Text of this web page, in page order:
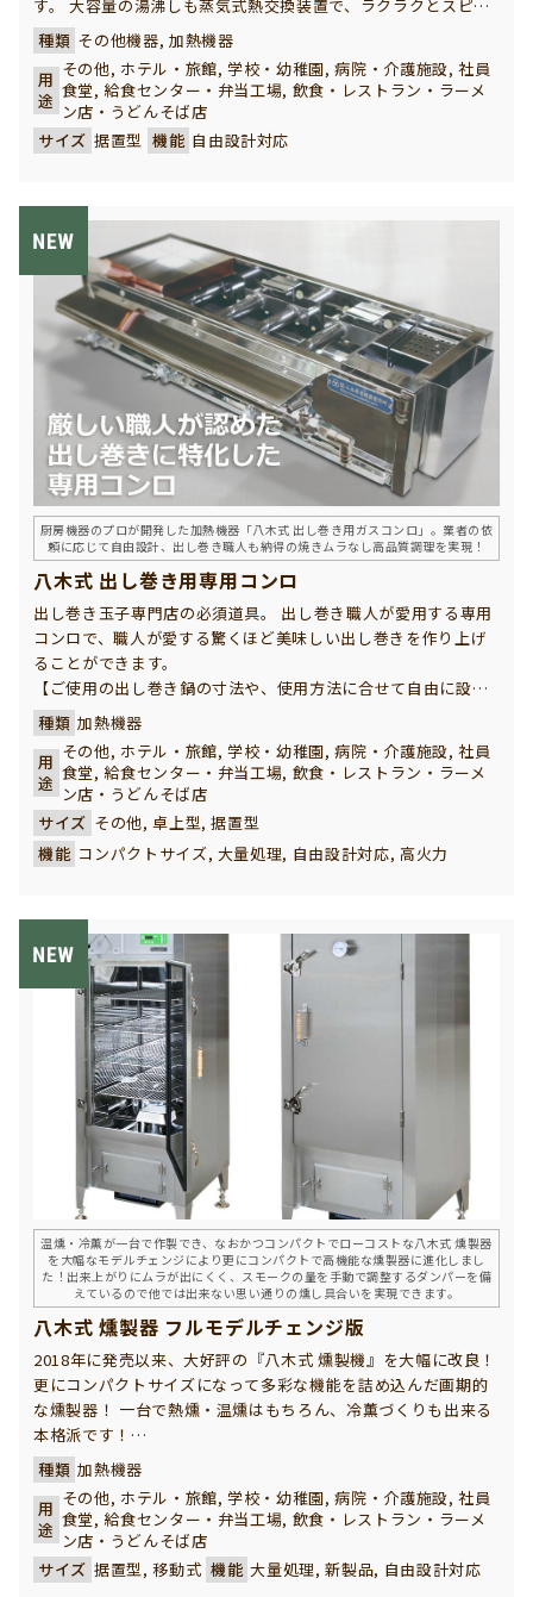
す。 大容量の湯沸しも蒸気式熱交換装置で、ラクラクとスピー
ディーにできます。 蒸気式ですので、ランニングコストも大変
経済的な湯沸器です。
種類 その他機器, 加熱機器
用
途
その他, ホテル・旅館, 学校・幼稚園, 病院・介護施設, 社員
食堂, 給食センター・弁当工場, 飲食・レストラン・ラーメ
ン店・うどんそば店
サイズ 据置型 機能 自由設計対応
厨房機器のプロが開発した加熱機器「八木式 出し巻き用ガスコンロ」。業者の依
頼に応じて自由設計、出し巻き職人も納得の焼きムラなし高品質調理を実現！
八木式 出し巻き用専用コンロ
出し巻き玉子専門店の必須道具。 出し巻き職人が愛用する専用
コンロで、職人が愛する驚くほど美味しい出し巻きを作り上げ
ることができます。
【ご使用の出し巻き鍋の寸法や、使用方法に合せて自由に設計
製作いたします】
厳しい職人が認めた出し巻きを焼くことだけに特化した専用コ
ンロです。有名出し巻き専門店で多数ご採用いただいている、
業務用本格タイプと家庭用ミニタイプの２つのラインナップを
ご用意しています。
イベントや催事、物産展での実演販売など設置環境が異なる場
所でも使いやすいよう、左右のどちらでもガスが取れる設計に
こちらのお問い合わせフォームからご相談頂けますよう御願い
致します。
種類 加熱機器
用
途
その他, ホテル・旅館, 学校・幼稚園, 病院・介護施設, 社員
食堂, 給食センター・弁当工場, 飲食・レストラン・ラーメ
ン店・うどんそば店
サイズ その他, 卓上型, 据置型
機能 コンパクトサイズ, 大量処理, 自由設計対応, 高火力
温燻・冷薫が一台で作製でき、なおかつコンパクトでローコストな八木式 燻製器
を大幅なモデルチェンジにより更にコンパクトで高機能な燻製器に進化しまし
た！出来上がりにムラが出にくく、スモークの量を手動で調整するダンパーを備
えているので他では出来ない思い通りの燻し具合いを実現できます。
八木式 燻製器 フルモデルチェンジ版
2018年に発売以来、大好評の『八木式 燻製機』を大幅に改良！
更にコンパクトサイズになって多彩な機能を詰め込んだ画期的
な燻製器！ 一台で熱燻・温燻はもちろん、冷薫づくりも出来る
本格派です！
八木式 燻製器は、温燻・冷薫が一台で作製でき、なおかつコン
パクトでローコストな高機能製品です。 初代の本体外部に設置
していた冷却ユニットを大幅に改良し、本体内部に収めること
で更にコンパクト化を実現！ スモークチップの加熱は電気ヒー
ター式で、燻製作りで重要な庫内温度・燻製時間をマイコン制
御するので出来上がりにムラが出にくく、スモークの量を手動
種類 加熱機器
用
途
その他, ホテル・旅館, 学校・幼稚園, 病院・介護施設, 社員
食堂, 給食センター・弁当工場, 飲食・レストラン・ラーメ
ン店・うどんそば店
サイズ 据置型, 移動式 機能 大量処理, 新製品, 自由設計対応